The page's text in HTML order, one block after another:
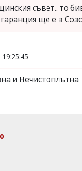
съвет.. то
гаранция ще е в
19:25:45
и Нечистоплътна